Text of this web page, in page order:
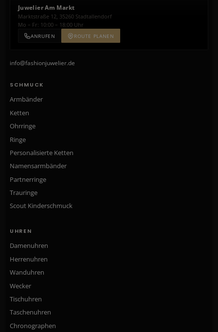
Juwelier Am Markt
Marktstraße 12, 35260 Stadtallendorf
Mo – Fr: 10:00 – 18:00 Uhr
ANRUFEN ROUTE PLANEN
info@fashionjuwelier.de
SCHMUCK
Armbänder
Ketten
Ohrringe
Ringe
Personalisierte Ketten
Namensarmbänder
Partnerringe
Trauringe
Scout Kinderschmuck
UHREN
Damenuhren
Herrenuhren
Wanduhren
Wecker
Tischuhren
Taschenuhren
Chronographen